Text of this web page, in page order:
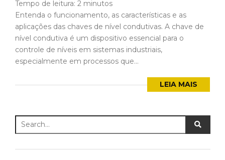
Tempo de leitura: 2 minutos
Entenda o funcionamento, as características e as
aplicações das chaves de nível condutivas. A chave de
nível condutiva é um dispositivo essencial para o
controle de níveis em sistemas industriais,
especialmente em processos que...
LEIA MAIS